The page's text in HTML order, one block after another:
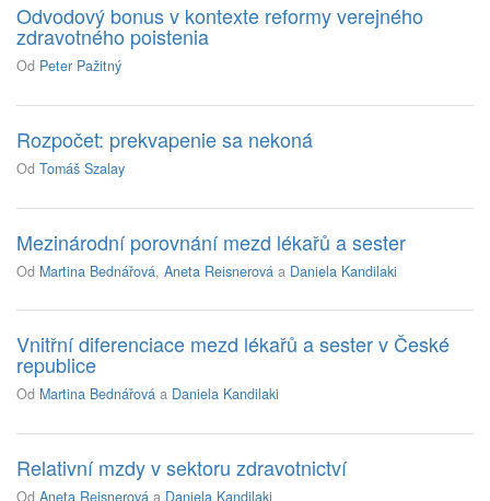
Odvodový bonus v kontexte reformy verejného
zdravotného poistenia
Od Peter Pažitný
Rozpočet: prekvapenie sa nekoná
Od Tomáš Szalay
Mezinárodní porovnání mezd lékařů a sester
Od Martina Bednářová, Aneta Reisnerová a Daniela Kandilaki
Vnitřní diferenciace mezd lékařů a sester v České
republice
Od Martina Bednářová a Daniela Kandilaki
Relativní mzdy v sektoru zdravotnictví
Od Aneta Reisnerová a Daniela Kandilaki